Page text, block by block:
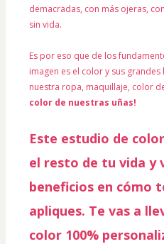
demacradas, con más ojeras,
sin vida.
Es por eso que de los
imagen es el color y sus
nuestra ropa, maquillaje, color
color de nuestras uñas!
Este estudio de
el resto de tu vida y
beneficios en cómo
apliques. Te vas a
color 100%